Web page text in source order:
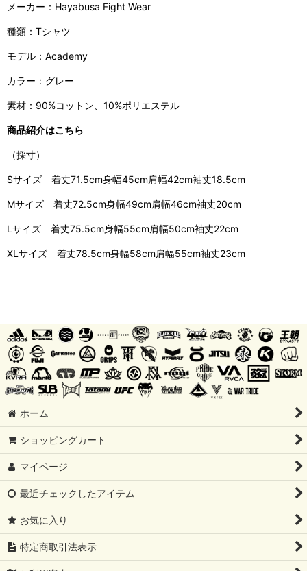
メーカー：Hayabusa Fight Wear
種類：Tシャツ
モデル：Academy
カラー：グレー
素材：90%コットン、10%ポリエステル
商品紹介はこちら
（採寸）
Sサイズ 着丈71.5cm身幅45cm肩幅42cm袖丈18.5cm
Mサイズ 着丈72.5cm身幅49cm肩幅46cm袖丈20cm
Lサイズ 着丈75.5cm身幅55cm肩幅50cm袖丈22cm
XLサイズ 着丈78.5cm身幅58cm肩幅55cm袖丈23cm
ホーム
ショッピングカート
マイページ
最近チェックしたアイテム
お気に入り
特定商取引法表示